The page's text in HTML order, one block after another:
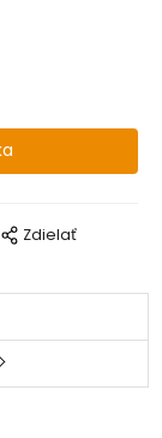
Zdielať